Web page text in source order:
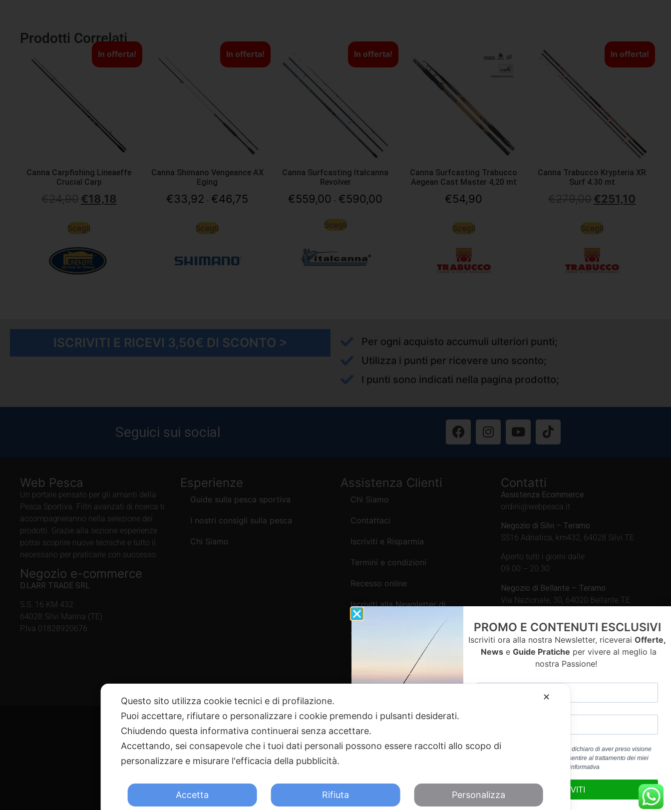
Prodotti Correlati
In offerta!
Canna Carpfishing Lineaeffe
Crucial Carp
€18,18
Scegli
In offerta!
Canna Shimano Vengeance AX
Eging
€33,92 - €46,75
Scegli
In offerta!
Canna Surfcasting Italcanna
Revolver
€559,00 - €590,00
Scegli
Canna Surfcasting Trabucco
Aegean Cast Master 4,20 mt
€54,90
Scegli
In offerta!
Canna Trabucco Krypteria XR
Surf 4.30 mt
€251,10
Scegli
ISCRIVITI E RICEVI 3,50€ DI SCONTO >
Per ogni acquisto accumuli ulteriori punti;
Utilizza i punti per ricevere uno sconto;
I punti sono indicati nella pagina prodotto;
Seguici sui social
Web Pesca
Un portale pensato per gli amanti della
Pesca Sportiva. Filtri avanzati di ricerca ti
accompagneranno nella selezione dei
prodotti. Grazie alla sezione esperienze
potrai scoprire nuove tecniche e tutto il
necessario per praticarle con successo.
Negozio e-commerce
D.LARR TRADE SRL
S.S. 16 KM 432
64028 Silvi Marina (TE)
P.Iva 01828920676
Esperienze
Guide sulla pesca sportiva
I nostri consigli sulla pesca
Chi Siamo
Assistenza Clienti
Chi Siamo
Contattaci
Iscriviti e Risparmia
Termini e condizioni
Recesso online
Iscriviti alla Newsletter di
Webpesca
Cookie Policy e Consensi
Informativa e-commerce
Informativa newsletter e contatti
Contatti
Assistenza Ecommerce
ordini@webpesca.it
Negozio di Silvi – Teramo
SS16 Adriatica, km432, 64028 Silvi TE
Aperto tutti i giorni dalle
09.00 – 20.30
Negozio di Bellante – Teramo
Via Nazionale, 30, 64020 Bellante TE
09.00 – 13.00 / 15.30 – 19.30
Pagamenti Sicuri
@ Copyright 2024 Webpesca è un brand Intent di Federico Andrenacci P.Iva 01917920678
Questo sito è protetto da Google reCAPTCHA v3,Privacy Policy Terms of Servicedi Google.
✕
Questo sito utilizza cookie tecnici e di profilazione.
Puoi accettare, rifiutare o personalizzare i cookie premendo i pulsanti desiderati.
Chiudendo questa informativa continuerai senza accettare.
Accettando, sei consapevole che i tuoi dati personali possono essere raccolti allo scopo di
personalizzare e misurare l'efficacia della pubblicità.
Accetta Rifiuta Personalizza
PROMO E CONTENUTI ESCLUSIVI
Iscriviti ora alla nostra Newsletter, riceverai Offerte,
Newse Guide Pratiche per vivere al meglio la
nostra Passione!
Cliccando sul pulsante “ISCRIVITI” dichiaro di aver preso visione
e di acconsentire al trattamento dei miei
dati personali per la finalità b) dell’informativa
ISCRIVITI